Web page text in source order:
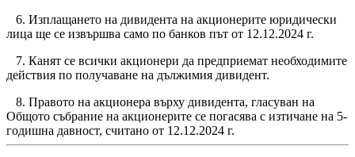
6. Изплащането на дивидента на акционерите юридически
лица ще се извършва само по банков път от 12.12.2024 г.
7. Канят се всички акционери да предприемат необходимите
действия по получаване на дължимия дивидент.
8. Правото на акционера върху дивидента, гласуван на
Общото събрание на акционерите се погасява с изтичане на 5-
годишна давност, считано от 12.12.2024 г.